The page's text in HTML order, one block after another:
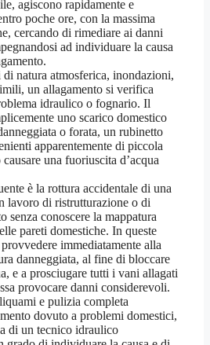
agiscono rapidamente e
poche ore, con la massima
cercando di rimediare ai danni
ad individuare la causa
natura atmosferica, inondazioni,
un allagamento si verifica
idraulico o fognario. Il
uno scarico domestico
o forata, un rubinetto
apparentemente di piccola
una fuoriuscita d’acqua
è la rottura accidentale di una
lavoro di ristrutturazione o di
senza conoscere la mappatura
pareti domestiche. In queste
immediatamente alla
danneggiata, al fine di bloccare
e a prosciugare tutti i vani allagati
provocare danni considerevoli.
e pulizia completa
dovuto a problemi domestici,
di un tecnico idraulico